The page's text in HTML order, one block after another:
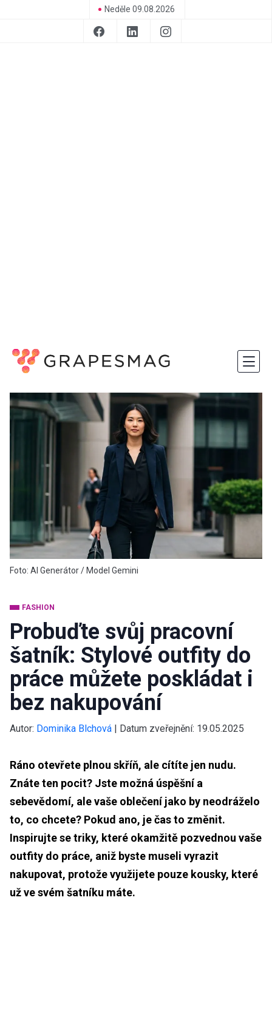
Neděle 09.08.2026
Foto: AI Generátor / Model Gemini
FASHION
Probuďte svůj pracovní
šatník: Stylové outfity do
práce můžete poskládat i
bez nakupování
Autor: Dominika Blchová | Datum zveřejnění: 19.05.2025
Ráno otevřete plnou skříň, ale cítíte jen nudu.
Znáte ten pocit? Jste možná úspěšní a
sebevědomí, ale vaše oblečení jako by neodráželo
to, co chcete? Pokud ano, je čas to změnit.
Inspirujte se triky, které okamžitě pozvednou vaše
outfity do práce, aniž byste museli vyrazit
nakupovat, protože využijete pouze kousky, které
už ve svém šatníku máte.